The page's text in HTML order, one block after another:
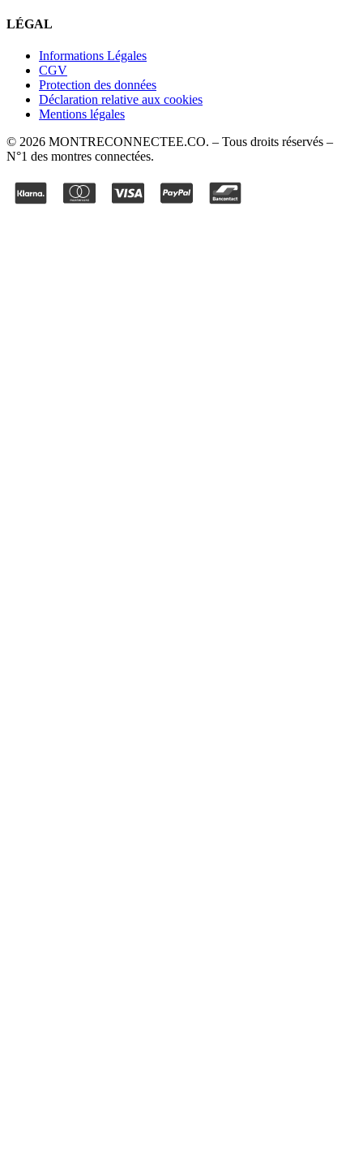
LÉGAL
Informations Légales
CGV
Protection des données
Déclaration relative aux cookies
Mentions légales
© 2026 MONTRECONNECTEE.CO. – Tous droits réservés –
N°1 des montres connectées.